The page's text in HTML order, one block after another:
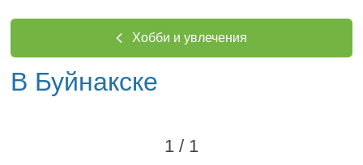
Хобби и увлечения
В Буйнакске
1 / 1